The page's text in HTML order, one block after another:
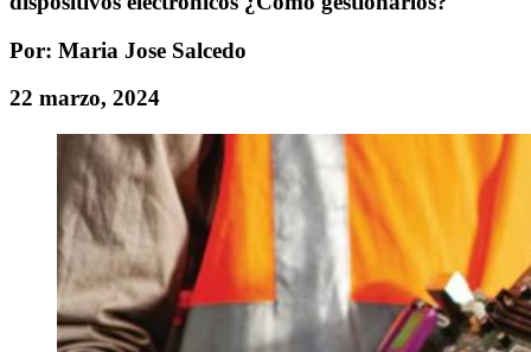
Por: Maria Jose Salcedo
22 marzo, 2024